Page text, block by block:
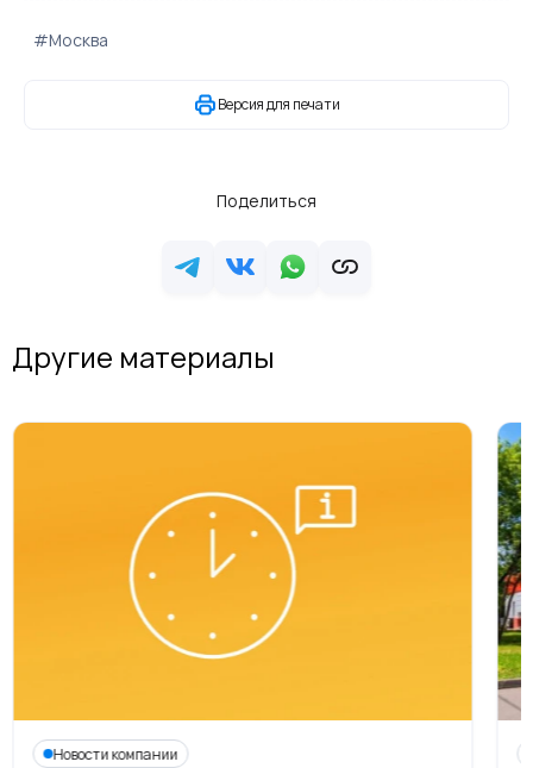
#Москва
Версия для печати
Поделиться
Другие материалы
Новости компании